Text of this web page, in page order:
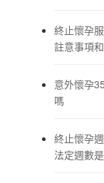
終止懷孕
註意事項
意外懷孕
嗎
終止懷孕
法定週數